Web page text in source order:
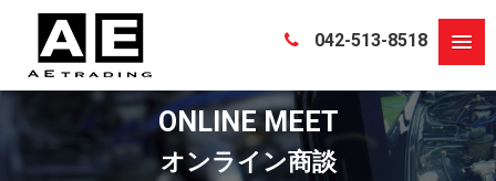
042-513-8518
ONLINE MEET